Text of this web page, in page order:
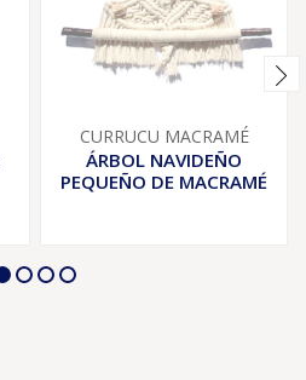
CURRUCU MACRAMÉ
ÁRBOL NAVIDEÑO
PEQUEÑO DE MACRAMÉ